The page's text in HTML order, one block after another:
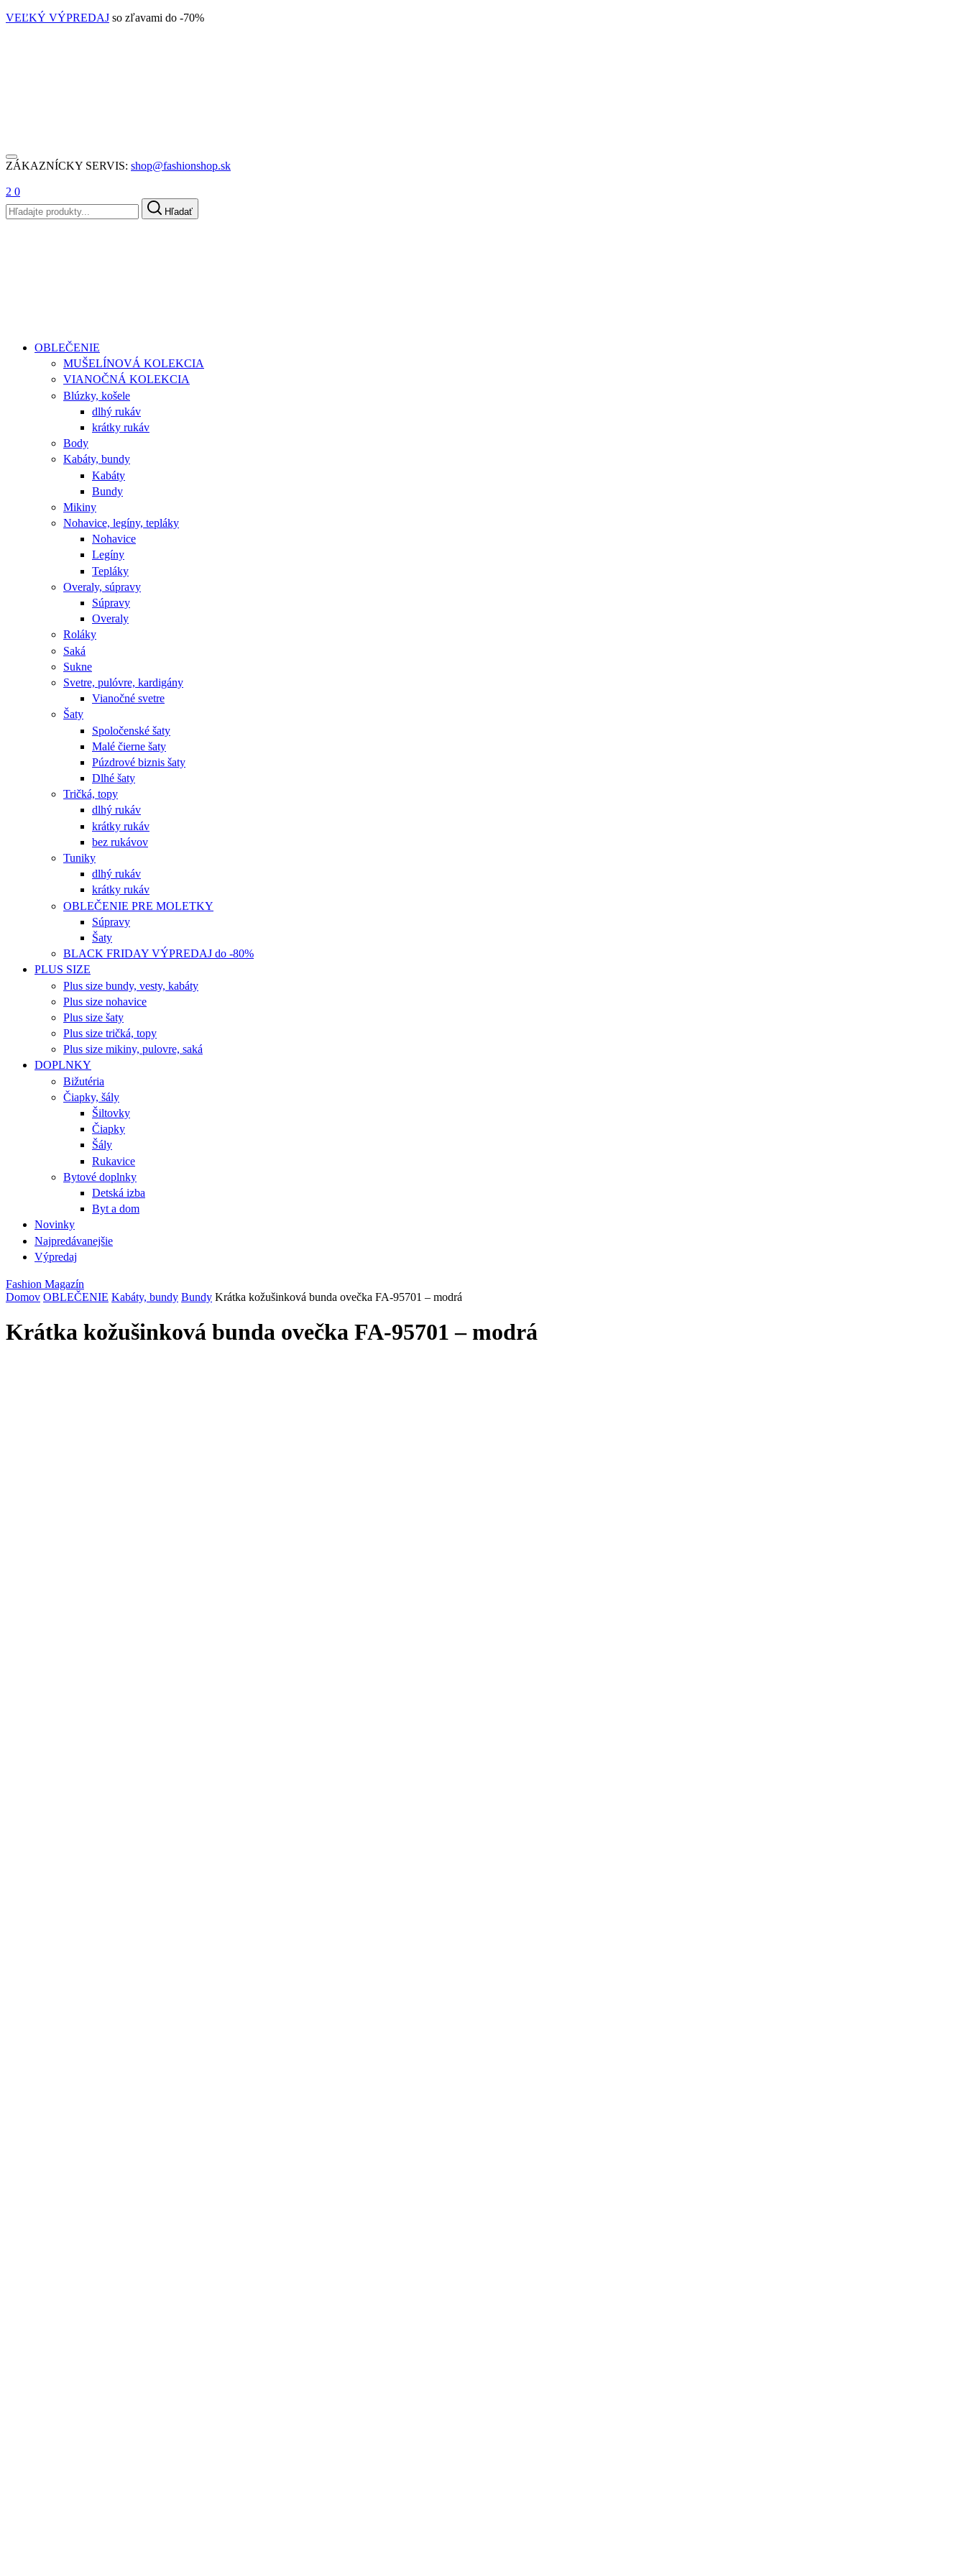
VEĽKÝ VÝPREDAJ so zľavami do -70%
ZÁKAZNÍCKY SERVIS: shop@fashionshop.sk
2 0
Hľadať
OBLEČENIE
MUŠELÍNOVÁ KOLEKCIA
VIANOČNÁ KOLEKCIA
Blúzky, košele
dlhý rukáv
krátky rukáv
Body
Kabáty, bundy
Kabáty
Bundy
Mikiny
Nohavice, legíny, tepláky
Nohavice
Legíny
Tepláky
Overaly, súpravy
Súpravy
Overaly
Roláky
Saká
Sukne
Svetre, pulóvre, kardigány
Vianočné svetre
Šaty
Spoločenské šaty
Malé čierne šaty
Púzdrové biznis šaty
Dlhé šaty
Tričká, topy
dlhý rukáv
krátky rukáv
bez rukávov
Tuniky
dlhý rukáv
krátky rukáv
OBLEČENIE PRE MOLETKY
Súpravy
Šaty
BLACK FRIDAY VÝPREDAJ do -80%
PLUS SIZE
Plus size bundy, vesty, kabáty
Plus size nohavice
Plus size šaty
Plus size tričká, topy
Plus size mikiny, pulovre, saká
DOPLNKY
Bižutéria
Čiapky, šály
Šiltovky
Čiapky
Šály
Rukavice
Bytové doplnky
Detská izba
Byt a dom
Novinky
Najpredávanejšie
Výpredaj
Fashion Magazín
Domov OBLEČENIE Kabáty, bundy Bundy Krátka kožušinková bunda ovečka FA-95701 – modrá
Krátka kožušinková bunda ovečka FA-95701 – modrá